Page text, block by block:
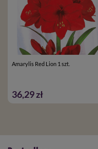
Amarylis Red Lion 1 szt.
36,29 zł